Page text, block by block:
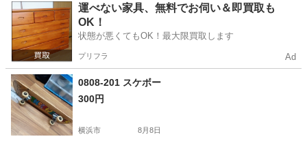
神奈川 川崎市 フィットネス、トレーニング ダンベル
運べない家具、無料でお伺い＆即買取も
OK！
状態が悪くてもOK！最大限買取します
プリフラ Ad
0808-201 スケボー
300円
横浜市 8月8日